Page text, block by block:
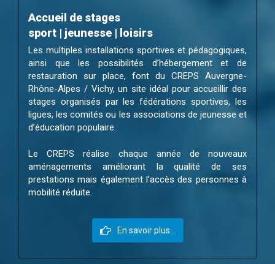
Accueil de stages
sport | jeunesse | loisirs
Les multiples installations sportives et pédagogiques,
ainsi que les possibilités d’hébergement et de
restauration sur place, font du CREPS Auvergne-
Rhône-Alpes / Vichy, un site idéal pour accueillir des
stages organisés par les fédérations sportives, les
ligues, les comités ou les associations de jeunesse et
d’éducation populaire.
Le CREPS réalise chaque année de nouveaux
aménagements améliorant la qualité de ses
prestations mais également l’accès des personnes à
mobilité réduite.
En savoir plus...